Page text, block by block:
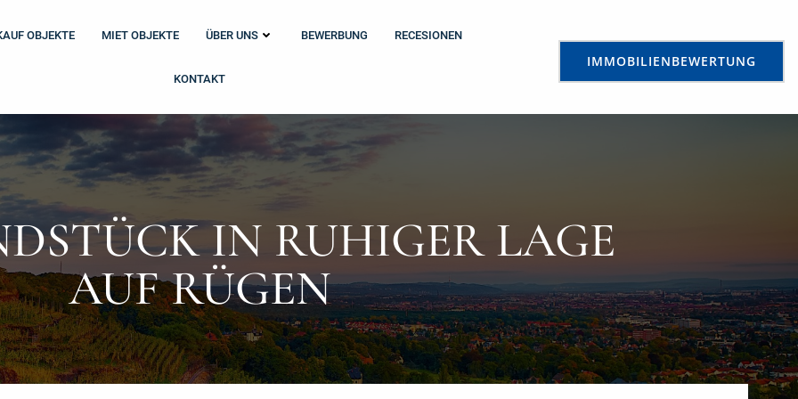
OBJEKTE MIET OBJEKTE ÜBER UNS BEWERBUNG RECESIONEN
KONTAKT
IMMOBILIENBEWERTUNG
IN RUHIGER LAGE
AUF RÜGEN